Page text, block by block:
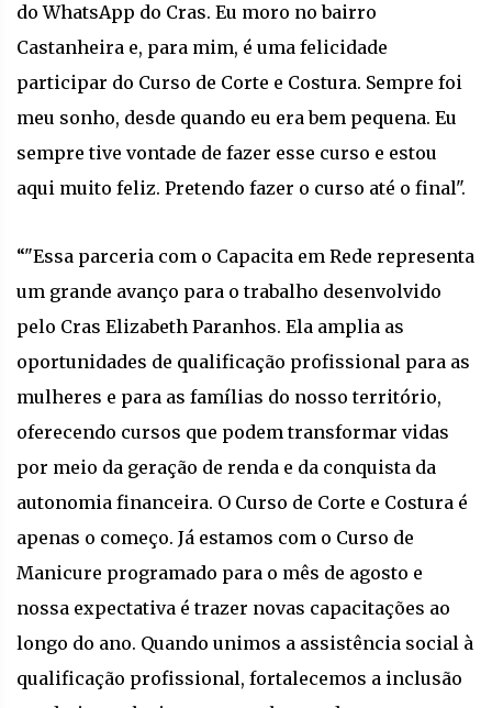
do WhatsApp do Cras. Eu moro no bairro
Castanheira e, para mim, é uma felicidade
participar do Curso de Corte e Costura. Sempre foi
meu sonho, desde quando eu era bem pequena. Eu
sempre tive vontade de fazer esse curso e estou
aqui muito feliz. Pretendo fazer o curso até o final".
“"Essa parceria com o Capacita em Rede representa
um grande avanço para o trabalho desenvolvido
pelo Cras Elizabeth Paranhos. Ela amplia as
oportunidades de qualificação profissional para as
mulheres e para as famílias do nosso território,
oferecendo cursos que podem transformar vidas
por meio da geração de renda e da conquista da
autonomia financeira. O Curso de Corte e Costura é
apenas o começo. Já estamos com o Curso de
Manicure programado para o mês de agosto e
nossa expectativa é trazer novas capacitações ao
longo do ano. Quando unimos a assistência social à
qualificação profissional, fortalecemos a inclusão